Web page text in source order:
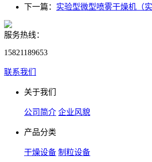
下一篇： 实验型微型喷雾干燥机（
服务热线：
15821189653
联系我们
关于我们
公司简介 企业风貌
产品分类
干燥设备 制粒设备